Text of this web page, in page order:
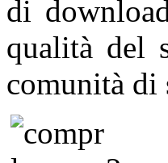
di
qualità del
comunità di